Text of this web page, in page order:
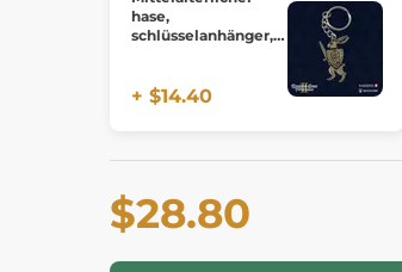
hase,
schlüsselanhänger,
+ $14.40
$28.80